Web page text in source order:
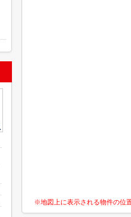
※地図上に表示される物件の位